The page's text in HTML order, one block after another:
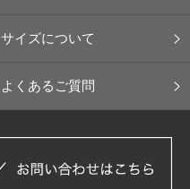
サイズについて
よくあるご質問